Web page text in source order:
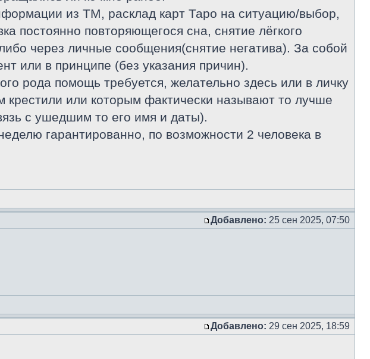
из ТМ, расклад карт Таро на ситуацию/выбор,
постоянно повторяющегося сна, снятие лёгкого
через личные сообщения(снятие негатива). За собой
или в принципе (без указания причин).
рода помощь требуется, желательно здесь или в личку
или которым фактически называют то лучше
с ушедшим то его имя и даты).
гарантированно, по возможности 2 человека в
Добавлено: 25 сен 2025, 07:50
Добавлено: 29 сен 2025, 18:59